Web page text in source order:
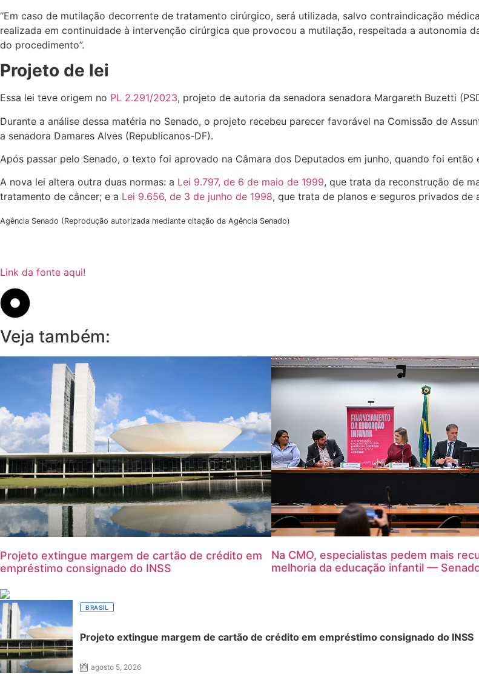
“Em caso de mutilação decorrente de tratamento cirúrgico, será utilizada, salvo contraindicação
realizada em continuidade à intervenção cirúrgica que provocou a mutilação, respeitada a autonomia
do procedimento”.
Projeto de lei
Essa lei teve origem no PL 2.291/2023, projeto de autoria da senadora senadora Margareth Buzetti
Durante a análise dessa matéria no Senado, o projeto recebeu parecer favorável na Comissão de
a senadora Damares Alves (Republicanos-DF).
Após passar pelo Senado, o texto foi aprovado na Câmara dos Deputados em junho, quando foi então
A nova lei altera outra duas normas: a Lei 9.797, de 6 de maio de 1999, que trata da reconstrução de
tratamento de câncer; e a Lei 9.656, de 3 de junho de 1998, que trata de planos e seguros privados de
Agência Senado (Reprodução autorizada mediante citação da Agência Senado)
Link da fonte aqui!
Veja também:
Projeto extingue margem de cartão de crédito em
empréstimo consignado do INSS
Na CMO, especialistas pedem mais
melhoria da educação infantil —
BRASIL
Projeto extingue margem de cartão de crédito em empréstimo consignado do INSS
agosto 5, 2026